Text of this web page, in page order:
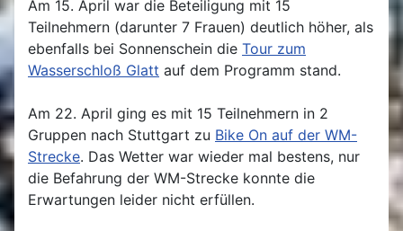
Am 15. April war die Beteiligung mit 15
Teilnehmern (darunter 7 Frauen) deutlich höher, als
ebenfalls bei Sonnenschein die Tour zum
Wasserschloß Glatt auf dem Programm stand.
Am 22. April ging es mit 15 Teilnehmern in 2
Gruppen nach Stuttgart zu Bike On auf der WM-
Strecke. Das Wetter war wieder mal bestens, nur
die Befahrung der WM-Strecke konnte die
Erwartungen leider nicht erfüllen.